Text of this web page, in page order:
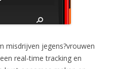
misdrijven jegens?vrouwen
real-time tracking en